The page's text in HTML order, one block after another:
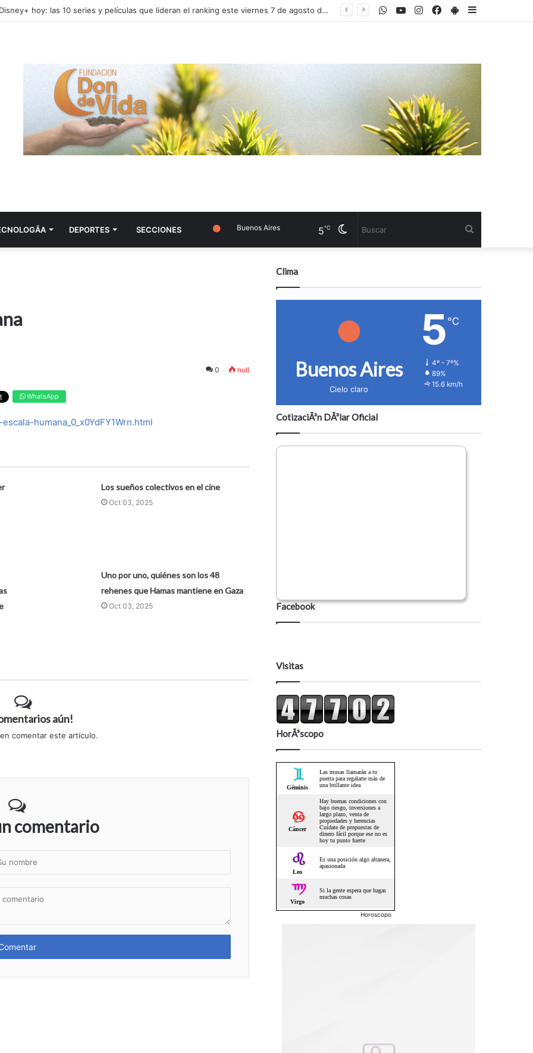
Qué ver en Disney+ hoy: las 10 series y películas que lideran el ranking este viernes 7 de agosto de 2026 en Argentina PlayStore
Facebook
Instagram
Youtube
WhatsApp
DEPORTES SECCIONES Cambiar
Buenos Aires 5℃
0 null
WhatsApp
humana_0_x0YdFY1Wrn.html
Los sueños colectivos en el cine
Oct 03, 2025
Uno por uno, quiénes son los 48
rehenes que Hamas mantiene en Gaza
Oct 03, 2025
aún!
comentar este artículo.
comentario
Clima
Buenos Aires
Cielo claro
5 ℃
4º - 7º%
89%
15.6 km/h
CotizaciÃ³n DÃ³lar Oficial
Facebook
Visitas
HorÃ³scopo
Horoscopo